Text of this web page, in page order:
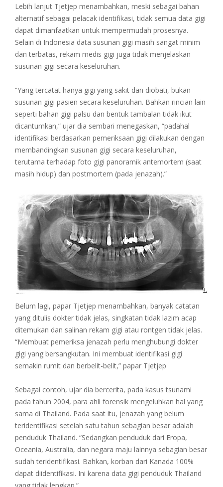
Lebih lanjut Tjetjep menambahkan, meski sebagai bahan
alternatif sebagai pelacak identifikasi, tidak semua data gigi
dapat dimanfaatkan untuk mempermudah prosesnya.
Selain di Indonesia data susunan gigi masih sangat minim
dan terbatas, rekam medis gigi juga tidak menjelaskan
susunan gigi secara keseluruhan.
“Yang tercatat hanya gigi yang sakit dan diobati, bukan
susunan gigi pasien secara keseluruhan. Bahkan rincian lain
seperti bahan gigi palsu dan bentuk tambalan tidak ikut
dicantumkan,” ujar dia sembari menegaskan, “padahal
identifikasi berdasarkan pemeriksaan gigi dilakukan dengan
membandingkan susunan gigi secara keseluruhan,
terutama terhadap foto gigi panoramik antemortem (saat
masih hidup) dan postmortem (pada jenazah).”
Belum lagi, papar Tjetjep menambahkan, banyak catatan
yang ditulis dokter tidak jelas, singkatan tidak lazim acap
ditemukan dan salinan rekam gigi atau rontgen tidak jelas.
“Membuat pemeriksa jenazah perlu menghubungi dokter
gigi yang bersangkutan. Ini membuat identifikasi gigi
semakin rumit dan berbelit-belit,” papar Tjetjep
Sebagai contoh, ujar dia bercerita, pada kasus tsunami
pada tahun 2004, para ahli forensik mengeluhkan hal yang
sama di Thailand. Pada saat itu, jenazah yang belum
teridentifikasi setelah satu tahun sebagian besar adalah
penduduk Thailand. “Sedangkan penduduk dari Eropa,
Oceania, Australia, dan negara maju lainnya sebagian besar
sudah teridentifikasi. Bahkan, korban dari Kanada 100%
dapat diidentifikasi. Ini karena data gigi penduduk Thailand